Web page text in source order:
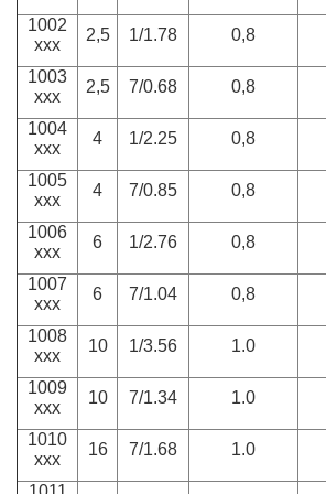
1002
xxx
2,5 1/1.78 0,8
1003
xxx
2,5 7/0.68 0,8
1004
xxx
4 1/2.25 0,8
1005
xxx
4 7/0.85 0,8
1006
xxx
6 1/2.76 0,8
1007
xxx
6 7/1.04 0,8
1008
xxx
10 1/3.56 1.0
1009
xxx
10 7/1.34 1.0
1010
xxx
16 7/1.68 1.0